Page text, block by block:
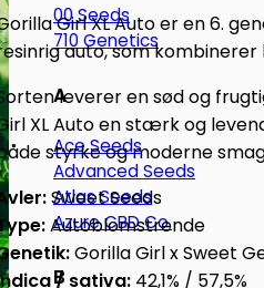
00 Seeds
710 Genetics
A
Ace Seeds
Advanced Seeds
Atlas Seeds
Azure CBD Co.
B
Girl XL Auto er en 6.
auto, som
leverer en sød og
XL Auto en stærk og
styrke og moderne
Sweet Seeds
Autoblomstrende
Gorilla Girl x Sweet
/ sativa: 42,1% / 57,5%